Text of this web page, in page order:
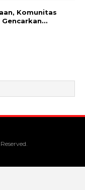
Komunitas
Gencarkan…